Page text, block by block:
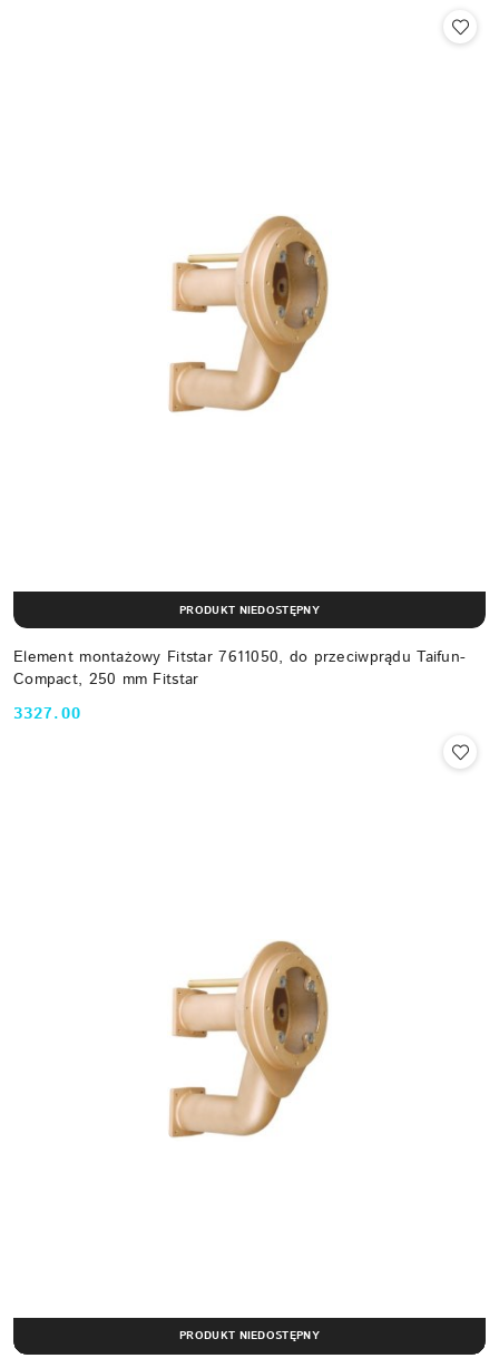
Element montażowy Fitstar 7611050, do przeciwprądu Taifun-
Compact, 250 mm Fitstar
Cena:
3327.00
PRODUKT NIEDOSTĘPNY
PRODUKT NIEDOSTĘPNY